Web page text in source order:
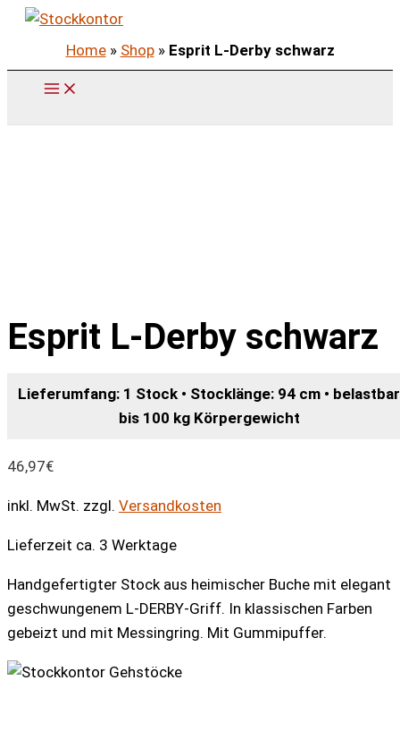
Zum
springen
Home» Shop» Esprit L-Derby schwarz
Esprit L-Derby schwarz
Lieferumfang: 1 Stock • Stocklänge: 94 cm • belastbar
bis 100 kg Körpergewicht
46,97€
inkl. MwSt. zzgl. Versandkosten
Lieferzeit ca. 3 Werktage
Handgefertigter Stock aus heimischer Buche mit elegant
geschwungenem L-DERBY-Griff. In klassischen Farben
gebeizt und mit Messingring. Mit Gummipuffer.